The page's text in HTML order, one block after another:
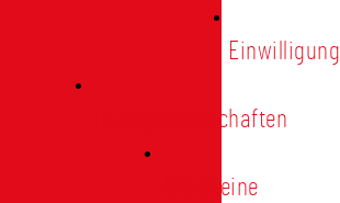
Einwilligung
Tischgemeinschaften
Allgemeine